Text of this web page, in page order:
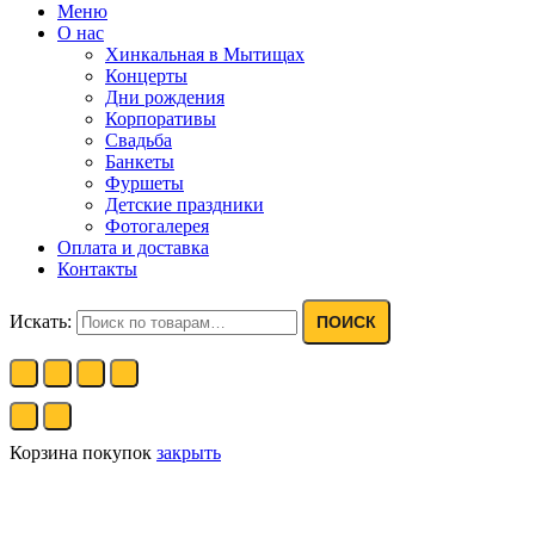
Меню
О нас
Хинкальная в Мытищах
Концерты
Дни рождения
Корпоративы
Свадьба
Банкеты
Фуршеты
Детские праздники
Фотогалерея
Оплата и доставка
Контакты
Искать: ПОИСК
Корзина покупок закрыть